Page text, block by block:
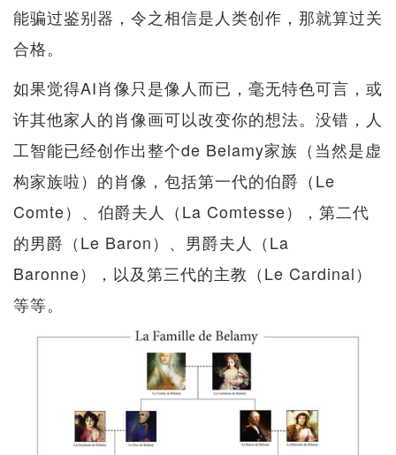
能骗过鉴别器，令之相信是人类创作，那就算过关
合格。
如果觉得AI肖像只是像人而已，毫无特色可言，或
许其他家人的肖像画可以改变你的想法。没错，人
工智能已经创作出整个de Belamy家族（当然是虚
构家族啦）的肖像，包括第一代的伯爵（Le
Comte）、伯爵夫人（La Comtesse），第二代
的男爵（Le Baron）、男爵夫人（La
Baronne），以及第三代的主教（Le Cardinal）
等等。